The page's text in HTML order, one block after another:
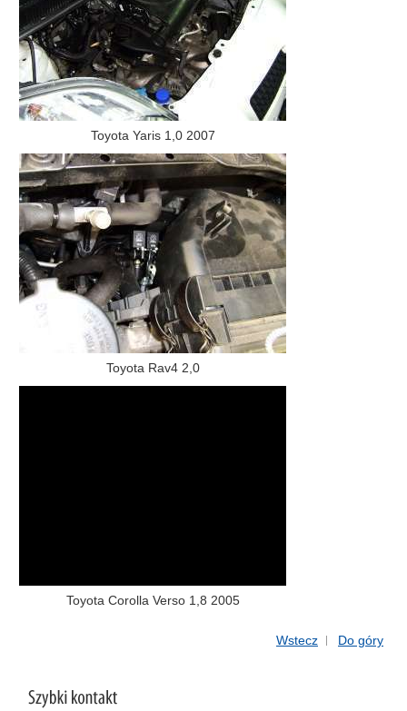
Toyota Yaris 1,0 2007
Toyota Rav4 2,0
Toyota Corolla Verso 1,8 2005
Wstecz Do góry